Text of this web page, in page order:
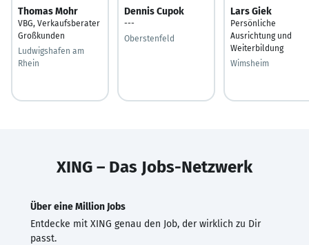
Thomas Mohr
VBG, Verkaufsberater
Großkunden
Ludwigshafen am
Rhein
Dennis Cupok
---
Oberstenfeld
Lars Giek
Persönliche
Ausrichtung und
Weiterbildung
Wimsheim
XING – Das Jobs-Netzwerk
Über eine Million Jobs
Entdecke mit XING genau den Job, der wirklich zu Dir
passt.